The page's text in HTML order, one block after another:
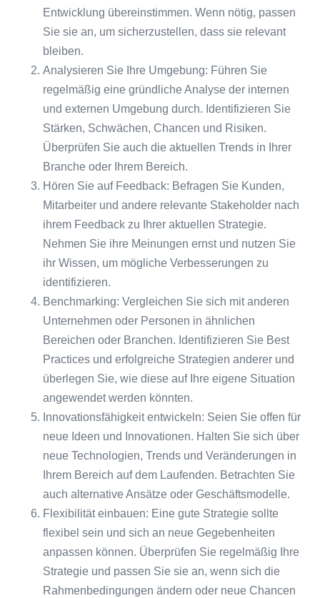
Entwicklung übereinstimmen. Wenn nötig, passen
Sie sie an, um sicherzustellen, dass sie relevant
bleiben.
Analysieren Sie Ihre Umgebung: Führen Sie
regelmäßig eine gründliche Analyse der internen
und externen Umgebung durch. Identifizieren Sie
Stärken, Schwächen, Chancen und Risiken.
Überprüfen Sie auch die aktuellen Trends in Ihrer
Branche oder Ihrem Bereich.
Hören Sie auf Feedback: Befragen Sie Kunden,
Mitarbeiter und andere relevante Stakeholder nach
ihrem Feedback zu Ihrer aktuellen Strategie.
Nehmen Sie ihre Meinungen ernst und nutzen Sie
ihr Wissen, um mögliche Verbesserungen zu
identifizieren.
Benchmarking: Vergleichen Sie sich mit anderen
Unternehmen oder Personen in ähnlichen
Bereichen oder Branchen. Identifizieren Sie Best
Practices und erfolgreiche Strategien anderer und
überlegen Sie, wie diese auf Ihre eigene Situation
angewendet werden könnten.
Innovationsfähigkeit entwickeln: Seien Sie offen für
neue Ideen und Innovationen. Halten Sie sich über
neue Technologien, Trends und Veränderungen in
Ihrem Bereich auf dem Laufenden. Betrachten Sie
auch alternative Ansätze oder Geschäftsmodelle.
Flexibilität einbauen: Eine gute Strategie sollte
flexibel sein und sich an neue Gegebenheiten
anpassen können. Überprüfen Sie regelmäßig Ihre
Strategie und passen Sie sie an, wenn sich die
Rahmenbedingungen ändern oder neue Chancen